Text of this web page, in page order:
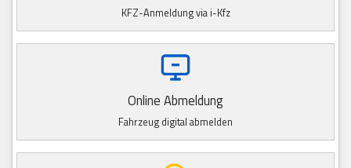
KFZ-Anmeldung via i-Kfz
Online Abmeldung
Fahrzeug digital abmelden